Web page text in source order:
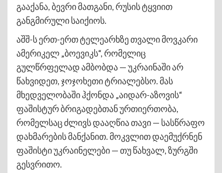
გააქანა, ბევრი მათგანი, რუსის ტყვიით
განგმირული საიქიოს.
აშშ-ს ერთ-ერთ ტელეარხზე თვალი მოვკარი
ამერიკელ „ბოევიკს“, რომელიც
გულწრფელად ამბობდა — უკრაინაში არ
წახვიდეთ, ჯოჯოხეთი ტრიალებსო. მას
მხედველობაში ჰქონდა „აიდარ-აზოვის“
ფაშისტურ ბრიგადებთან ურთიერთობა,
რომელსაც ძლივს დააღწია თავი — სასწრაფო
დახმარების მანქანით. მოკვლით დაემუქრნენ
ფაშისტი უკრაინელები — თუ წახვალ, ზურგში
გესვრითო.